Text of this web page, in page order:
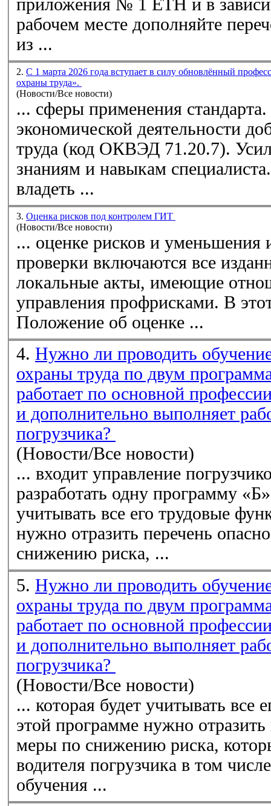
приложения № 1 ЕТН и в
рабочем месте дополняйте
из ...
2. С 1 марта 2026 года вступает в силу обновлённый
охраны труда».
(Новости/Все новости)
... сферы применения
экономической деятельности
труда (код ОКВЭД 71.20.7).
знаниям и навыкам
владеть ...
3. Оценка рисков под контролем ГИТ
(Новости/Все новости)
... оценке рисков и уменьшения
проверки включаются все
локальные акты, имеющие
управления профрисками. В
Положение об оценке ...
4. Нужно ли проводить
охраны труда по двум
работает по основной
и дополнительно выполняет
погрузчика?
(Новости/Все новости)
... входит управление
разработать одну программу
учитывать все его трудовые
нужно отразить перечень
снижению риска, ...
5. Нужно ли проводить
охраны труда по двум
работает по основной
и дополнительно выполняет
погрузчика?
(Новости/Все новости)
... которая будет учитывать все
этой программе нужно отразить
меры по снижению риска,
водителя погрузчика в том
обучения ...